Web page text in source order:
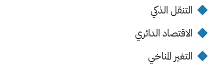
التنقل الذكي
الاقتصاد الدائري
التغير المناخي